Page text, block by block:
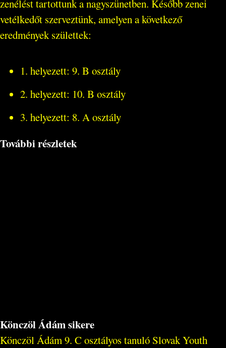
zenélést tartottunk a nagyszünetben. Később zenei
vetélkedőt szerveztünk, amelyen a következő
eredmények születtek:
1. helyezett: 9. B osztály
2. helyezett: 10. B osztály
3. helyezett: 8. A osztály
További részletek
Könczöl Ádám sikere
Könczöl Ádám 9. C osztályos tanuló Slovak Youth